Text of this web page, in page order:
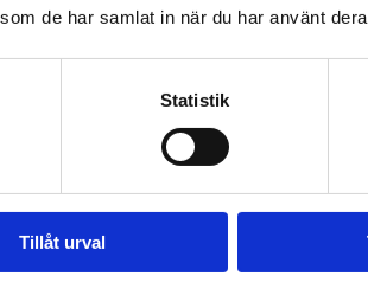
de har samlat in när du har använt
Statistik
Tillåt urval
i hela kroppen hos
i blodet.
postmenopaus hos
av hypogonadism
har lägre nivåer